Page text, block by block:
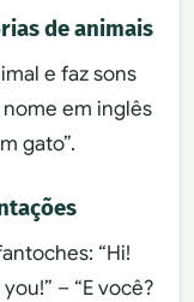
de animais
e faz sons
em inglês
gato”.
“Hi!
– “E você?